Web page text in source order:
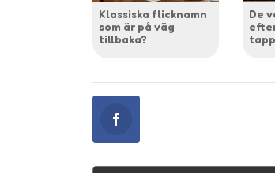
Klassiska flicknamn
som är på väg
tillbaka?
De